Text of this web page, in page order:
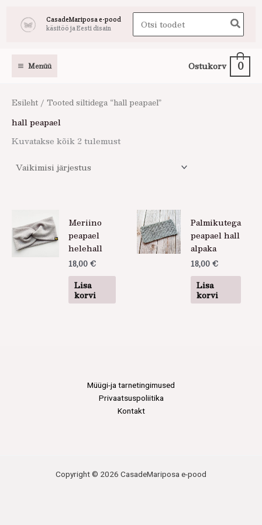
CasadeMariposa e-pood
käsitöö ja Eesti disain
Search
for:
Menüü Ostukorv 0
Esileht / Tooted siltidega “hall peapael”
hall peapael
Kuvatakse kõik 2 tulemust
Meriino
peapael
helehall
18,00 €
Lisa
korvi
Palmikutega
peapael hall
alpaka
18,00 €
Lisa
korvi
Müügi-ja tarnetingimused
Privaatsuspoliitika
Kontakt
Copyright © 2026 CasadeMariposa e-pood